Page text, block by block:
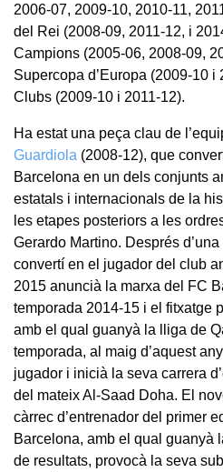
2006-07, 2009-10, 2010-11,
del Rei (2008-09, 2011-12, i
Campions (2005-06, 2008-09,
Supercopa d’Europa (2009-10
Clubs (2009-10 i 2011-12).
Ha estat una peça clau de
Guardiola (2008-12), que
Barcelona en un dels conjunts
estatals i internacionals de la
les etapes posteriors a les
Gerardo Martino. Després
convertí en el jugador del club
2015 anuncià la marxa del FC
temporada 2014-15 i el fitxatge
amb el qual guanyà la lliga de
temporada, al maig d’aquest
jugador i inicià la seva carrera
del mateix Al-Saad Doha. El
càrrec d’entrenador del primer
Barcelona, amb el qual guanyà
de resultats, provocà la seva